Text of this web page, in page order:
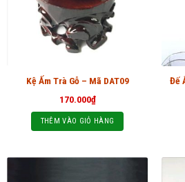
Kệ Ấm Trà Gỗ – Mã DAT09
170.000₫
THÊM VÀO GIỎ HÀNG
Đế